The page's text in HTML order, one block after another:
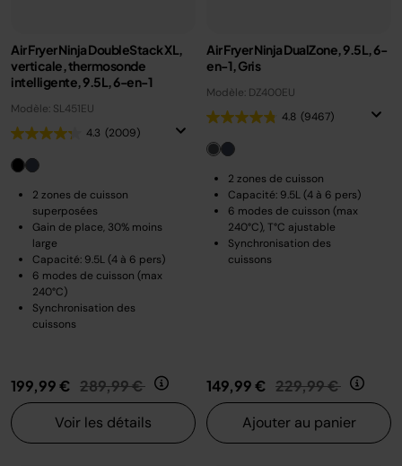
Air Fryer Ninja DoubleStack XL,
verticale, thermosonde
intelligente, 9.5L, 6-en-1
Modèle: SL451EU
4.3 (2009)
2 zones de cuisson
superposées
Gain de place, 30% moins
large
Capacité: 9.5L (4 à 6 pers)
6 modes de cuisson (max
240°C)
Synchronisation des
cuissons
199,99 € Prix réduit de
289,99 € au
Voir les détails
Air Fryer Ninja DualZone, 9.5L, 6-
en-1, Gris
Modèle: DZ400EU
4.8 (9467)
2 zones de cuisson
Capacité: 9.5L (4 à 6 pers)
6 modes de cuisson (max
240°C), T°C ajustable
Synchronisation des
cuissons
149,99 € Prix réduit de
229,99 € au
Ajouter au panier